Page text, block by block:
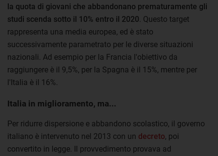
la quota di giovani che abbandonano prematuramente gli
studi scenda sotto il 10% entro il 2020 . Questo target
rappresenta una media europea, ed è stato
successivamente parametrato per le diverse situazioni
nazionali. Ad esempio per la Francia l'obiettivo da
raggiungere è il 9,5%, per la Spagna è il 15%, mentre per
l'Italia è il 16%.
Italia in miglioramento, ma...
Per ridurre dispersione e abbandono scolastico, il governo
italiano è intervenuto nel 2013 con un decreto, poi
convertito in legge. Il provvedimento provava ad